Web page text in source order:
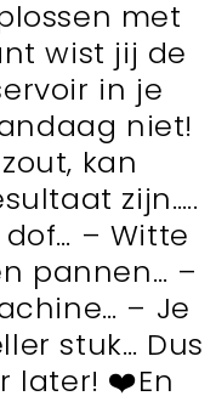
met
wist jij de
in je
niet!
kan
zijn…..
– Witte
pannen… –
– Je
stuk… Dus
later! ❤️En